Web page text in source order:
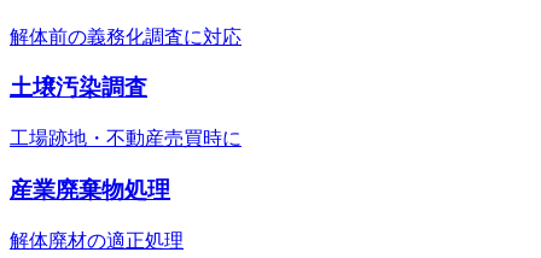
解体前の義務化調査に対応
土壌汚染調査
工場跡地・不動産売買時に
産業廃棄物処理
解体廃材の適正処理